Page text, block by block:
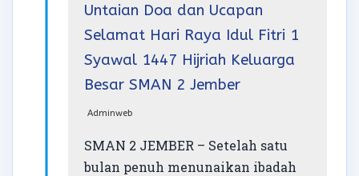
Untaian Doa dan Ucapan
Selamat Hari Raya Idul Fitri 1
Syawal 1447 Hijriah Keluarga
Besar SMAN 2 Jember
Adminweb
SMAN 2 JEMBER – Setelah satu
bulan penuh menunaikan ibadah